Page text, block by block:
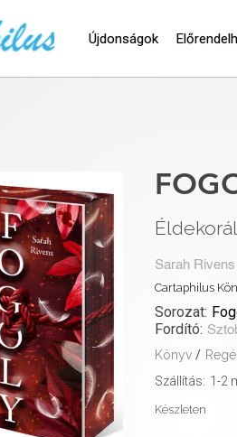
Újdonságok
Sarah Rivens
Cartaphilus
Sorozat:
Fordító:
Könyv /
Szállítás: 1-2
Készleten